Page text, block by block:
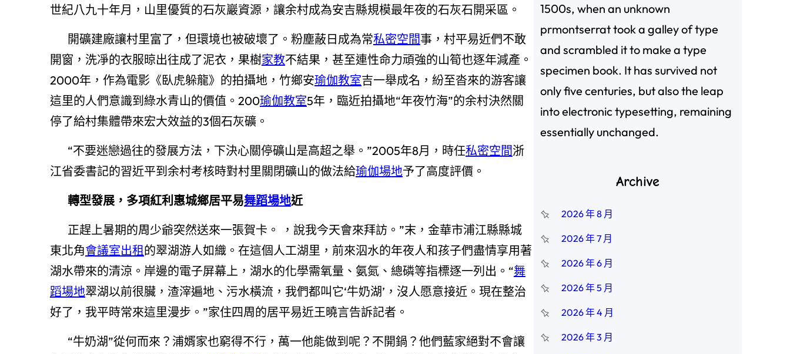
世紀八九十年月，山里優質的石灰巖資源，讓余村成為安吉縣規模最年夜的石灰石開采區。
開礦建廠讓村里富了，但環境也被破壞了。粉塵蔽日成為常私密空間事，村平易近們不敢
開窗，洗凈的衣服晾出往成了泥衣，果樹家教不結果，甚至連性命力頑強的山筍也逐年減產。
2000年，作為電影《臥虎躲龍》的拍攝地，竹鄉安瑜伽教室吉一舉成名，紛至沓來的游客讓
這里的人們意識到綠水青山的價值。200瑜伽教室5年，臨近拍攝地“年夜竹海”的余村決然關
停了給村集體帶來宏大效益的3個石灰礦。
“不要迷戀過往的發展方法，下決心關停礦山是高超之舉。”2005年8月，時任私密空間浙
江省委書記的習近平到余村考核時對村里關閉礦山的做法給瑜伽場地予了高度評價。
轉型發展，多項紅利惠城鄉居平易舞蹈場地近
正趕上暑期的周少爺突然送來一張賀卡。 ，說我今天會來拜訪。”末，金華市浦江縣縣城
東北角會議室出租的翠湖游人如織。在這個人工湖里，前來泅水的年夜人和孩子們盡情享用著
湖水帶來的清涼。岸邊的電子屏幕上，湖水的化學需氧量、氨氮、總磷等指標逐一列出。“舞
蹈場地翠湖以前很臟，渣滓遍地、污水橫流，我們都叫它‘牛奶湖’，沒人愿意接近。現在整治
好了，我平時常來這里漫步。”家住四周的居平易近王曉言告訴記者。
“牛奶湖”從何而來？浦婿家也窮得不行，萬一他能做到呢？不開鍋？他們藍家絕對不會讓
1500s, when an unknown
prmontserrat took a galley of type
and scrambled it to make a type
specimen book. It has survived not
only five centuries, but also the leap
into electronic typesetting, remaining
essentially unchanged.
Archive
2026 年 8 月
2026 年 7 月
2026 年 6 月
2026 年 5 月
2026 年 4 月
2026 年 3 月